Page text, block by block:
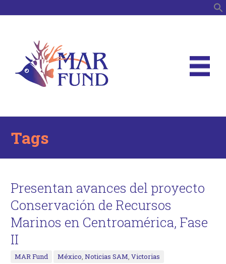
Tags
Presentan avances del proyecto
Conservación de Recursos
Marinos en Centroamérica, Fase
II
MAR Fund México,Noticias SAM,Victorias